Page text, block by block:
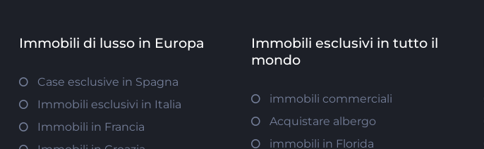
Immobili di lusso in Europa
Case esclusive in Spagna
Immobili esclusivi in Italia
Immobili in Francia
Immobili esclusivi in tutto il
mondo
immobili commerciali
Acquistare albergo
immobili in Florida